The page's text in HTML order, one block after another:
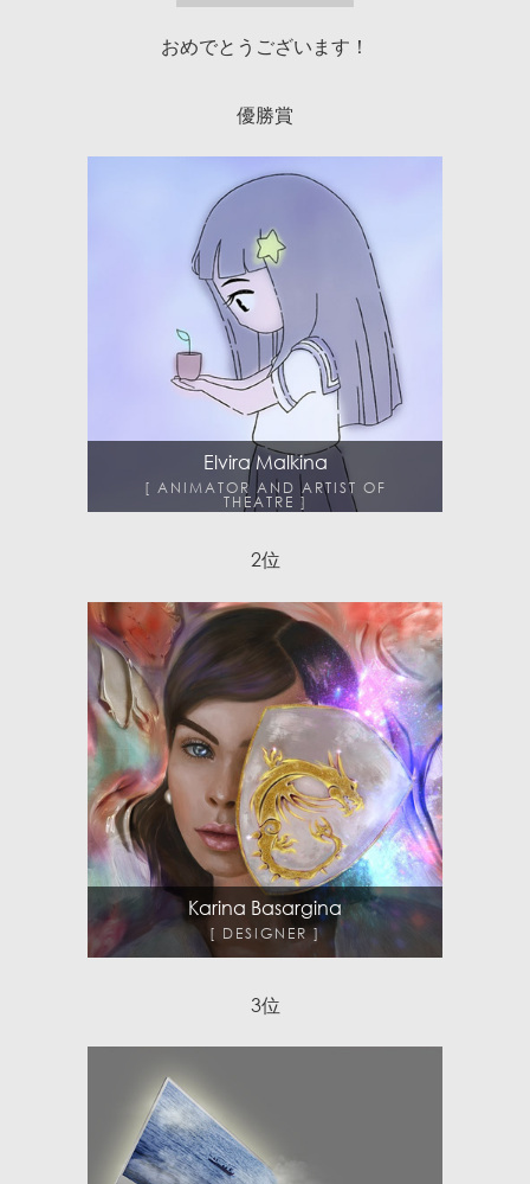
おめでとうございます！
優勝賞
Elvira Malkina
ANIMATOR AND ARTIST OF
THEATRE
2位
Karina Basargina
DESIGNER
3位